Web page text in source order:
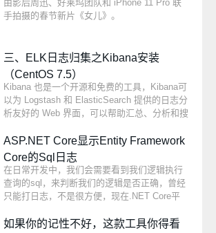
由影后周迅、好莱坞团队和 iPhone 11 Pro 联
手拍摄的春节新片《女儿》。
三、ELK日志归集之Kibana安装
（CentOS 7.5）
Kibana 也是一个开源和免费的工具，Kibana可
以为 Logstash 和 ElasticSearch 提供的日志分
析友好的 Web 界面，可以帮助汇总、分析和搜
ASP.NET Core显示Entity Framework
Core的Sql日志
在日常开发中，我们会需要看到我们逻辑执行
查询的sql，来判断我们的逻辑是否正确，曾经
只能打日志，不是很方便，现在.NET Core平
到Sql日志
如果你的记性不好，这款工具你得看